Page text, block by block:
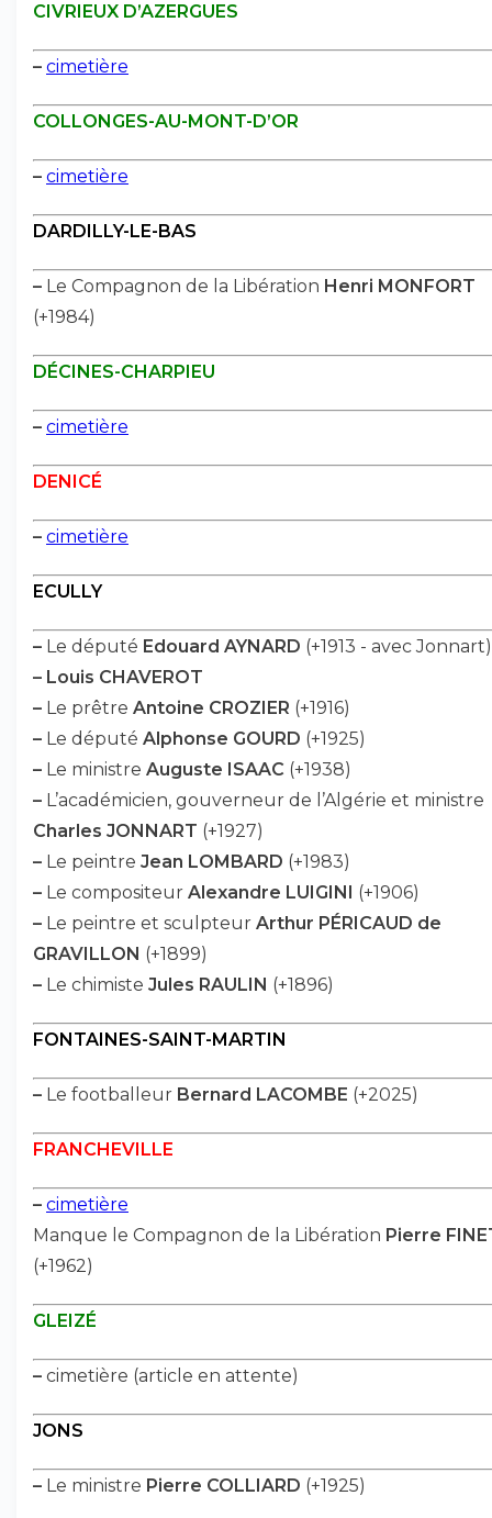
CIVRIEUX D’AZERGUES
– cimetière
COLLONGES-AU-MONT-D’OR
– cimetière
DARDILLY-LE-BAS
– Le Compagnon de la Libération Henri MONFORT
(+1984)
DÉCINES-CHARPIEU
– cimetière
DENICÉ
– cimetière
ECULLY
– Le député Edouard AYNARD (+1913 - avec Jonnart)
– Louis CHAVEROT
– Le prêtre Antoine CROZIER (+1916)
– Le député Alphonse GOURD (+1925)
– Le ministre Auguste ISAAC (+1938)
– L’académicien, gouverneur de l’Algérie et ministre
Charles JONNART (+1927)
– Le peintre Jean LOMBARD (+1983)
– Le compositeur Alexandre LUIGINI (+1906)
– Le peintre et sculpteur Arthur PÉRICAUD de
GRAVILLON (+1899)
– Le chimiste Jules RAULIN (+1896)
FONTAINES-SAINT-MARTIN
– Le footballeur Bernard LACOMBE (+2025)
FRANCHEVILLE
– cimetière
Manque le Compagnon de la Libération Pierre
(+1962)
GLEIZÉ
– cimetière (article en attente)
JONS
– Le ministre Pierre COLLIARD (+1925)